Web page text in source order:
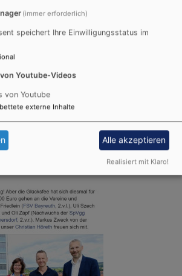
hat. Neben der Epiphaniaskirche
Szech) waren das der FSV
durch Heinrich "Joe" Friedlein) und
(vertreten durch Oli Zapf).
bei der Übergabe der
Mainwelle Moderator Christian
Zweck von der Sparkasse
(immer erforderlich)
speichert Ihre Einwilligungsstatus im
Youtube-Videos
von Youtube
externe Inhalte
Alle akzeptieren
Realisiert mit Klaro!